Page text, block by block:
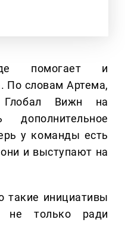
помогает и
По словам Артема,
Глобал Вижн на
дополнительное
у команды есть
и выступают на
такие инициативы
не только ради